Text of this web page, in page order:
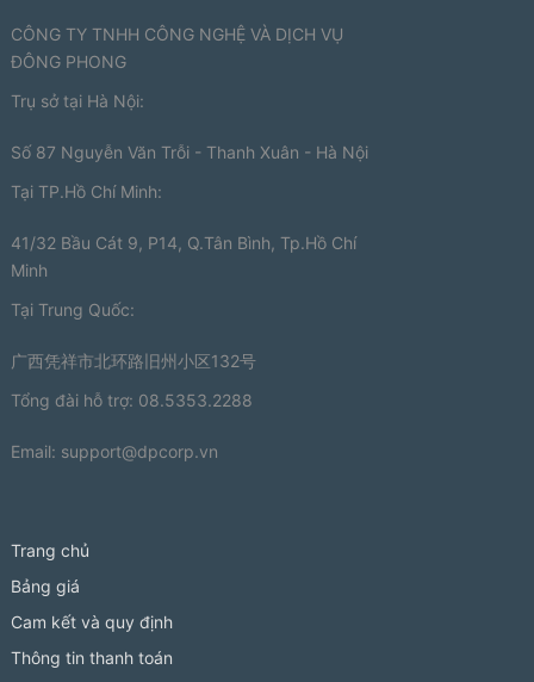
CÔNG TY TNHH CÔNG NGHỆ VÀ DỊCH VỤ
ĐÔNG PHONG
Trụ sở tại Hà Nội:
Số 87 Nguyễn Văn Trỗi - Thanh Xuân - Hà Nội
Tại TP.Hồ Chí Minh:
41/32 Bầu Cát 9, P14, Q.Tân Bình, Tp.Hồ Chí
Minh
Tại Trung Quốc:
广西凭祥市北环路旧州小区132号
Tổng đài hỗ trợ: 08.5353.2288
Email: support@dpcorp.vn
Trang chủ
Bảng giá
Cam kết và quy định
Thông tin thanh toán